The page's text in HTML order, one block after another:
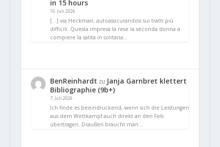
in 15 hours
10. Juli 2026
[…] via Heckmair, autoassicurandosi sui tratti più
difficili. Questa impresa la rese la seconda donna a
compiere la salita in solitaria…
BenReinhardt zu Janja Garnbret klettert
Bibliographie (9b+)
7. Juli 2026
Ich finde es beeindruckend, wenn sich die Leistungen
aus dem Wettkampf auch direkt an den Fels
übertragen. Draußen braucht man…